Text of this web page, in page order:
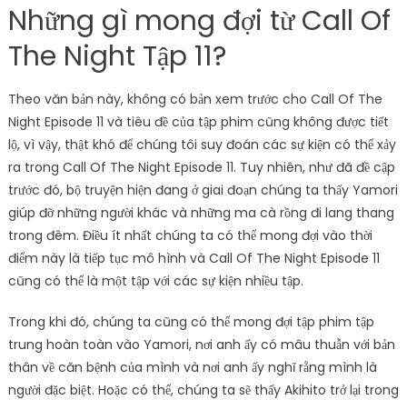
Những gì mong đợi từ Call Of
The Night Tập 11?
Theo văn bản này, không có bản xem trước cho Call Of The
Night Episode 11 và tiêu đề của tập phim cũng không được tiết
lộ, vì vậy, thật khó để chúng tôi suy đoán các sự kiện có thể xảy
ra trong Call Of The Night Episode 11. Tuy nhiên, như đã đề cập
trước đó, bộ truyện hiện đang ở giai đoạn chúng ta thấy Yamori
giúp đỡ những người khác và những ma cà rồng đi lang thang
trong đêm. Điều ít nhất chúng ta có thể mong đợi vào thời
điểm này là tiếp tục mô hình và Call Of The Night Episode 11
cũng có thể là một tập với các sự kiện nhiều tập.
Trong khi đó, chúng ta cũng có thể mong đợi tập phim tập
trung hoàn toàn vào Yamori, nơi anh ấy có mâu thuẫn với bản
thân về căn bệnh của mình và nơi anh ấy nghĩ rằng mình là
người đặc biệt. Hoặc có thể, chúng ta sẽ thấy Akihito trở lại trong